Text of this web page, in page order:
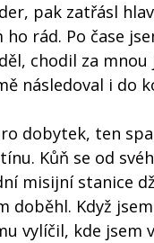
pak zatřásl
rád. Po čase
chodil za
následoval i do
dobytek, ten
Kůň se od
misijní stanice
doběhl. Když
vylíčil, kde jsem